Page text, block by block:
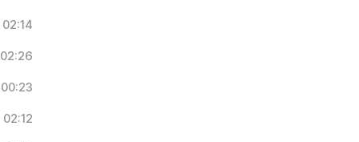
02:14
02:26
00:23
02:12